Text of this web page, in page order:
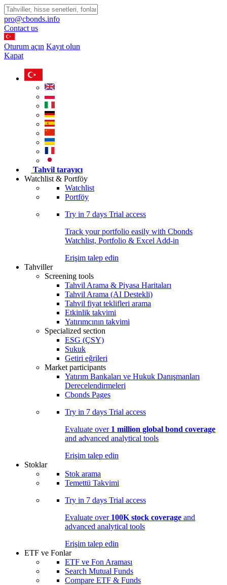
pro@cbonds.info
Contact us
Oturum açın Kayıt olun
Kapat
Tahvil tarayıcı
Watchlist & Portföy
Watchlist
Portföy
Try in 7 days Trial access
Track your portfolio easily with Cbonds
Watchlist, Portfolio & Excel Add-in
Erişim talep edin
Tahviller
Screening tools
Tahvil Arama & Piyasa Haritaları
Tahvil Arama (AI Destekli)
Tahvil fiyat teklifleri arama
Etkinlik takvimi
Yatırımcının takvimi
Specialized section
ESG (ÇSY)
Sukuk
Getiri eğrileri
Market participants
Yatırım Bankaları ve Hukuk Danışmanları
Derecelendirmeleri
Cbonds Pages
Try in 7 days Trial access
Evaluate over 1 million global bond coverage
and advanced analytical tools
Erişim talep edin
Stoklar
Stok arama
Temettü Takvimi
Try in 7 days Trial access
Evaluate over 100K stock coverage and
advanced analytical tools
Erişim talep edin
ETF ve Fonlar
ETF ve Fon Araması
Search Mutual Funds
Compare ETF & Funds